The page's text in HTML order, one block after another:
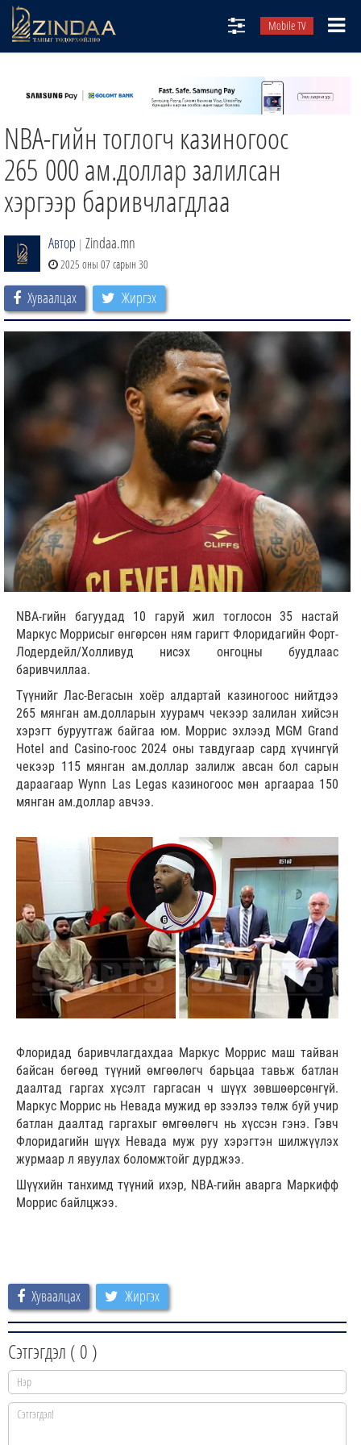
Mobile TV
ТВ8
ӨГЛӨӨНИЙ СОНИН
АУДИО ЗОХИОЛ
NBA-гийн тоглогч казиногоос
265 000 ам.доллар залилсан
хэргээр баривчлагдлаа
Автор | Zindaa.mn
2025 оны 07 сарын 30
Хуваалцах Жиргэх
NBA-гийн багуудад 10 гаруй жил тоглосон 35 настай
Маркус Моррисыг өнгөрсөн ням гаригт Флоридагийн Форт-
Лодердейл/Холливуд нисэх онгоцны буудлаас
баривчиллаа.
Түүнийг Лас-Вегасын хоёр алдартай казиногоос нийтдээ
265 мянган ам.долларын хуурамч чекээр залилан хийсэн
хэрэгт буруутгаж байгаа юм. Моррис эхлээд MGM Grand
Hotel and Casino-гоос 2024 оны тавдугаар сард хүчингүй
чекээр 115 мянган ам.доллар залилж авсан бол сарын
дараагаар Wynn Las Legas казиногоос мөн аргаараа 150
мянган ам.доллар авчээ.
Флоридад баривчлагдахдаа Маркус Моррис маш тайван
байсан бөгөөд түүний өмгөөлөгч барьцаа тавьж батлан
даалтад гаргах хүсэлт гаргасан ч шүүх зөвшөөрсөнгүй.
Маркус Моррис нь Невада мужид өр зээлээ төлж буй учир
батлан даалтад гаргахыг өмгөөлөгч нь хүссэн гэнэ. Гэвч
Флоридагийн шүүх Невада муж руу хэрэгтэн шилжүүлэх
журмаар л явуулах боломжтойг дурджээ.
Шүүхийн танхимд түүний ихэр, NBA-гийн аварга Маркифф
Моррис байлцжээ.
Хуваалцах Жиргэх
Сэтгэгдэл ( 0 )